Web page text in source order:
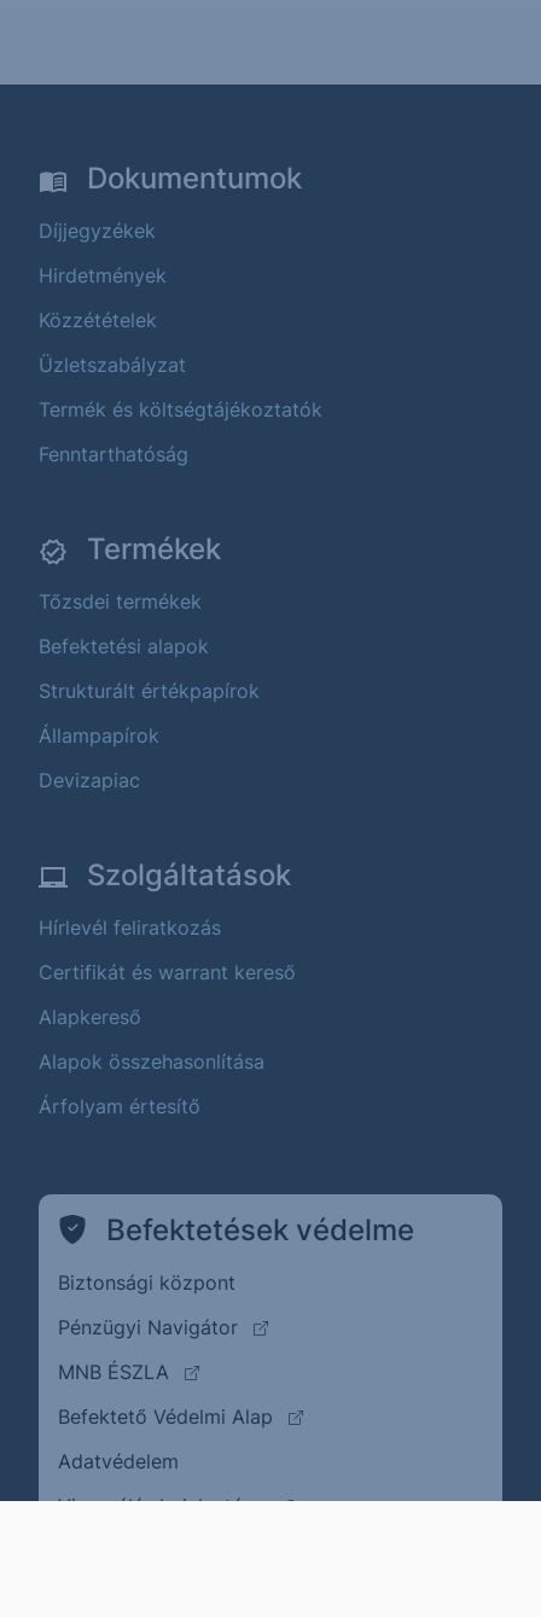
Dokumentumok
Díjjegyzékek
Hirdetmények
Közzétételek
Üzletszabályzat
Termék és költségtájékoztatók
Fenntarthatóság
Termékek
Tőzsdei termékek
Befektetési alapok
Strukturált értékpapírok
Állampapírok
Devizapiac
Szolgáltatások
Hírlevél feliratkozás
Certifikát és warrant kereső
Alapkereső
Alapok összehasonlítása
Árfolyam értesítő
Befektetések védelme
Biztonsági központ
Pénzügyi Navigátor
(külső oldalra ugrik)
MNB ÉSZLA
(külső oldalra ugrik)
Befektető Védelmi Alap
(külső oldalra ugrik)
Adatvédelem
Visszaélés bejelentése(külső oldalra ugrik)